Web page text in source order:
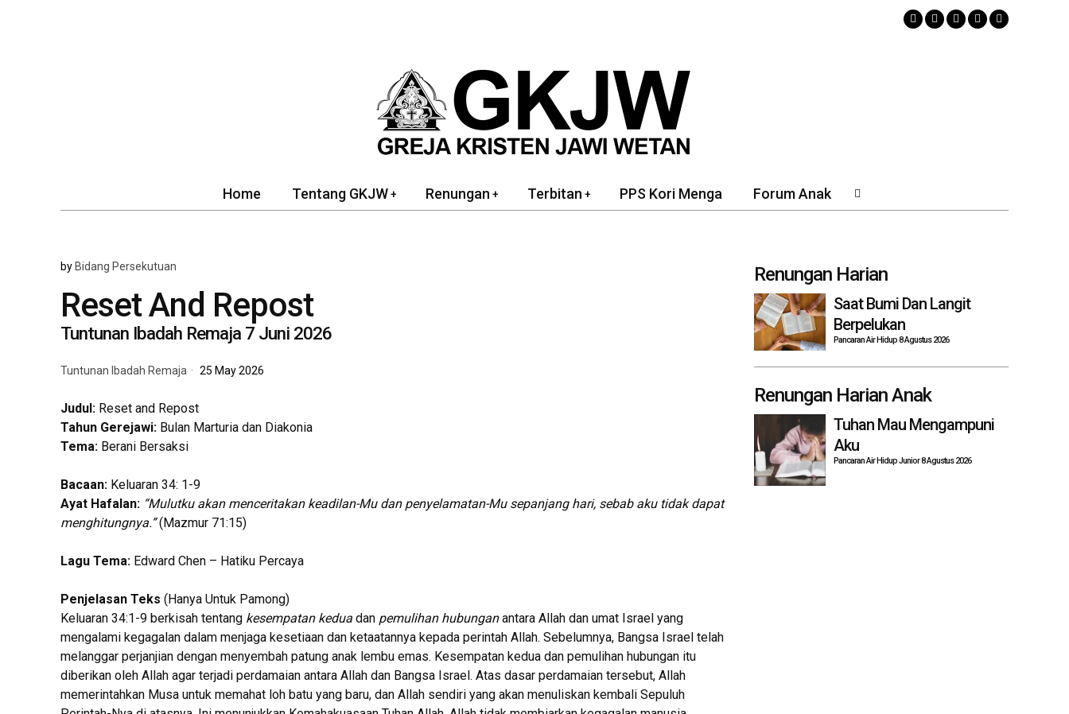
Home Tentang GKJW Renungan Terbitan PPS Kori Menga Forum Anak
by Bidang Persekutuan
Reset And Repost
Tuntunan Ibadah Remaja 7 Juni 2026
Tuntunan Ibadah Remaja 25 May 2026
Judul: Reset and Repost
Tahun Gerejawi:Bulan Marturia dan Diakonia
Tema: Berani Bersaksi
Bacaan:Keluaran 34: 1-9
Ayat Hafalan: “Mulutku akan menceritakan keadilan-Mu dan penyelamatan-Mu sepanjang hari, sebab aku tidak dapat
menghitungnya.”(Mazmur 71:15)
Lagu Tema: Edward Chen – Hatiku Percaya
Penjelasan Teks (Hanya Untuk Pamong)
Keluaran 34:1-9 berkisah tentang kesempatan keduadan pemulihan hubunganantara Allah dan umat Israel yang
mengalami kegagalan dalam menjaga kesetiaan dan ketaatannya kepada perintah Allah. Sebelumnya, Bangsa Israel telah
melanggar perjanjian dengan menyembah patung anak lembu emas. Kesempatan kedua dan pemulihan hubungan itu
diberikan oleh Allah agar terjadi perdamaian antara Allah dan Bangsa Israel. Atas dasar perdamaian tersebut, Allah
memerintahkan Musa untuk memahat loh batu yang baru, dan Allah sendiri yang akan menuliskan kembali Sepuluh
Renungan Harian
Saat Bumi Dan Langit
Berpelukan
Pancaran Air Hidup 8 Agustus 2026
Renungan Harian Anak
Tuhan Mau Mengampuni
Aku
Pancaran Air Hidup Junior 8 Agustus 2026